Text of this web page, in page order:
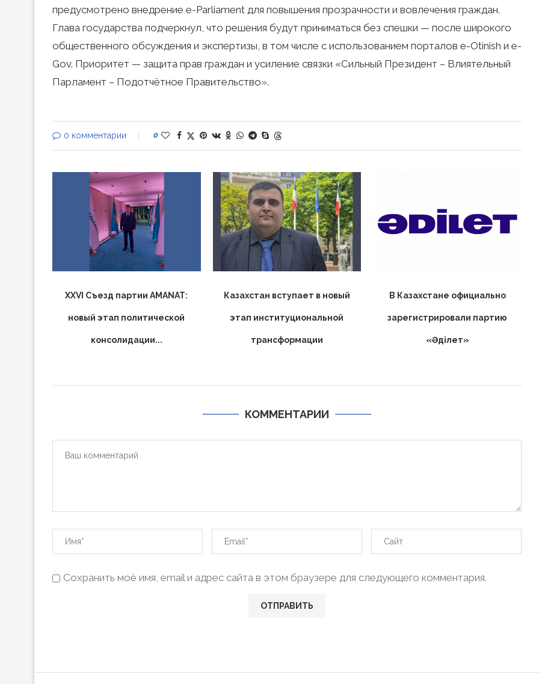
предусмотрено внедрение e-Parliament для повышения прозрачности и вовлечения граждан.
Глава государства подчеркнул, что решения будут приниматься без спешки — после широкого
общественного обсуждения и экспертизы, в том числе с использованием порталов e-Otinish и e-
Gov. Приоритет — защита прав граждан и усиление связки «Сильный Президент – Влиятельный
Парламент – Подотчётное Правительство».
0 комментарии 0
XXVI Съезд партии AMANAT:
новый этап политической
консолидации...
Казахстан вступает в новый
этап институциональной
трансформации
В Казахстане официально
зарегистрировали партию
«Əділет»
КОММЕНТАРИИ
Сохранить моё имя, email и адрес сайта в этом браузере для следующего комментария.